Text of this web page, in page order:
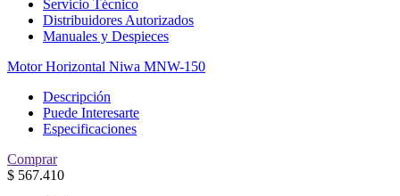
Servicio Técnico
Distribuidores Autorizados
Manuales y Despieces
Motor Horizontal Niwa MNW-150
Descripción
Puede Interesarte
Especificaciones
Comprar
$ 567.410